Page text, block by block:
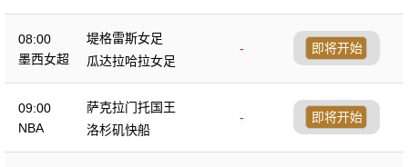
08:00
墨西女超
堤格雷斯女足
-
瓜达拉哈拉女足
即将开始
09:00
NBA
萨克拉门托国王
-
洛杉矶快船
即将开始